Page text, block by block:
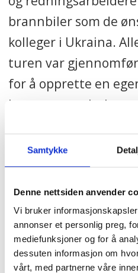
Samtykke
Denne nettsiden anvender
Vi bruker
annonser et personlig preg,
mediefunksjoner og for å
dessuten informasjon om
vårt, med partnerne våre
brannbiler som de
kolleger i Ukraina.
turen var
for å opprette en
brann- og
brannstasjoner
enten fordi de
av særnorske regler
framskyndet
ukrainsk brann- og
deretter stiftet.